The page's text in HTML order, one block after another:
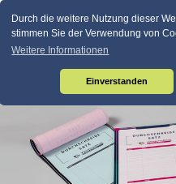
Durch die weitere Nutzung dieser
stimmen Sie der Verwendung von
Weitere Informationen
Einverstanden